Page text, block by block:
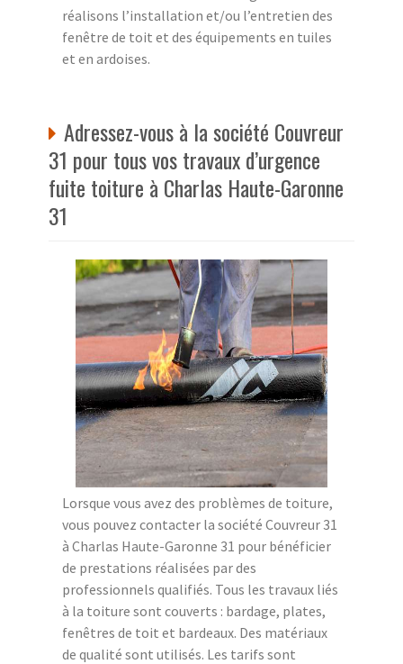
réalisons l’installation et/ou l’entretien des
fenêtre de toit et des équipements en tuiles
et en ardoises.
Adressez-vous à la société Couvreur
31 pour tous vos travaux d’urgence
fuite toiture à Charlas Haute-Garonne
31
Lorsque vous avez des problèmes de toiture,
vous pouvez contacter la société Couvreur 31
à Charlas Haute-Garonne 31 pour bénéficier
de prestations réalisées par des
professionnels qualifiés. Tous les travaux liés
à la toiture sont couverts : bardage, plates,
fenêtres de toit et bardeaux. Des matériaux
de qualité sont utilisés. Les tarifs sont